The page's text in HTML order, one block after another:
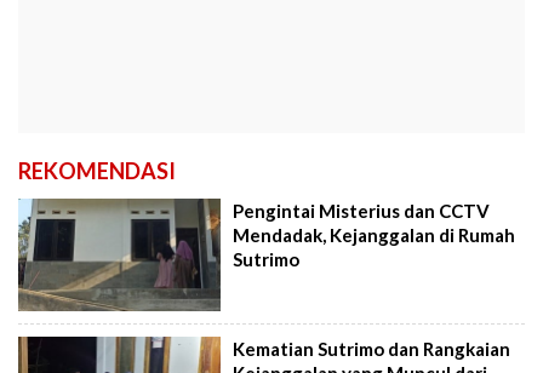
REKOMENDASI
Pengintai Misterius dan CCTV
Mendadak, Kejanggalan di Rumah
Sutrimo
Kematian Sutrimo dan Rangkaian